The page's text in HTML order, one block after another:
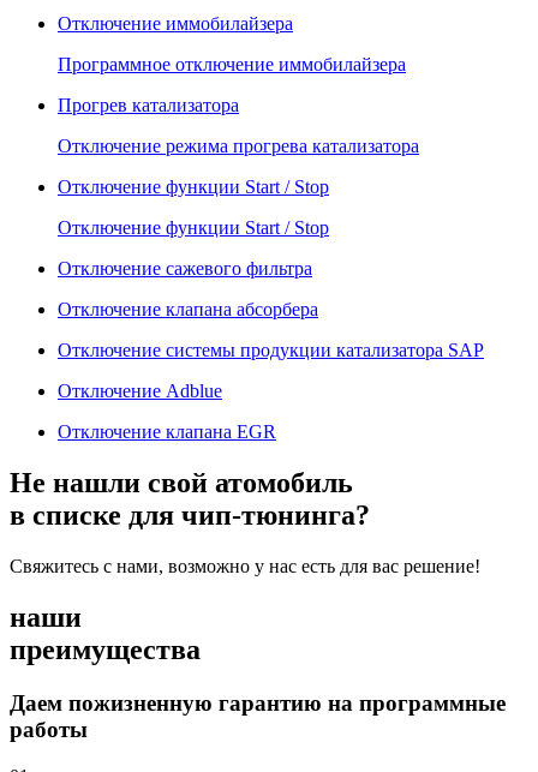
Отключение иммобилайзера
Программное отключение иммобилайзера
Прогрев катализатора
Отключение режима прогрева катализатора
Отключение функции Start / Stop
Отключение функции Start / Stop
Отключение сажевого фильтра
Отключение клапана абсорбера
Отключение системы продукции катализатора SAP
Отключение Adblue
Отключение клапана EGR
Не нашли свой атомобиль
в списке для чип-тюнинга?
Свяжитесь с нами, возможно у нас есть для вас решение!
наши
преимущества
Даем пожизненную гарантию на программные
работы